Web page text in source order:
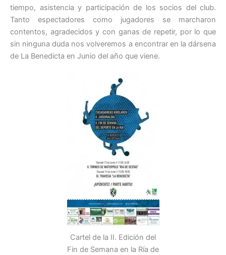
tiempo, asistencia y participación de los socios del club.
Tanto espectadores como jugadores se marcharon
contentos, agradecidos y con ganas de repetir, por lo que
sin ninguna duda nos volveremos a encontrar en la dársena
de La Benedicta en Junio del año que viene.
Cartel de la II. Edición del
Fin de Semana en la Ría de